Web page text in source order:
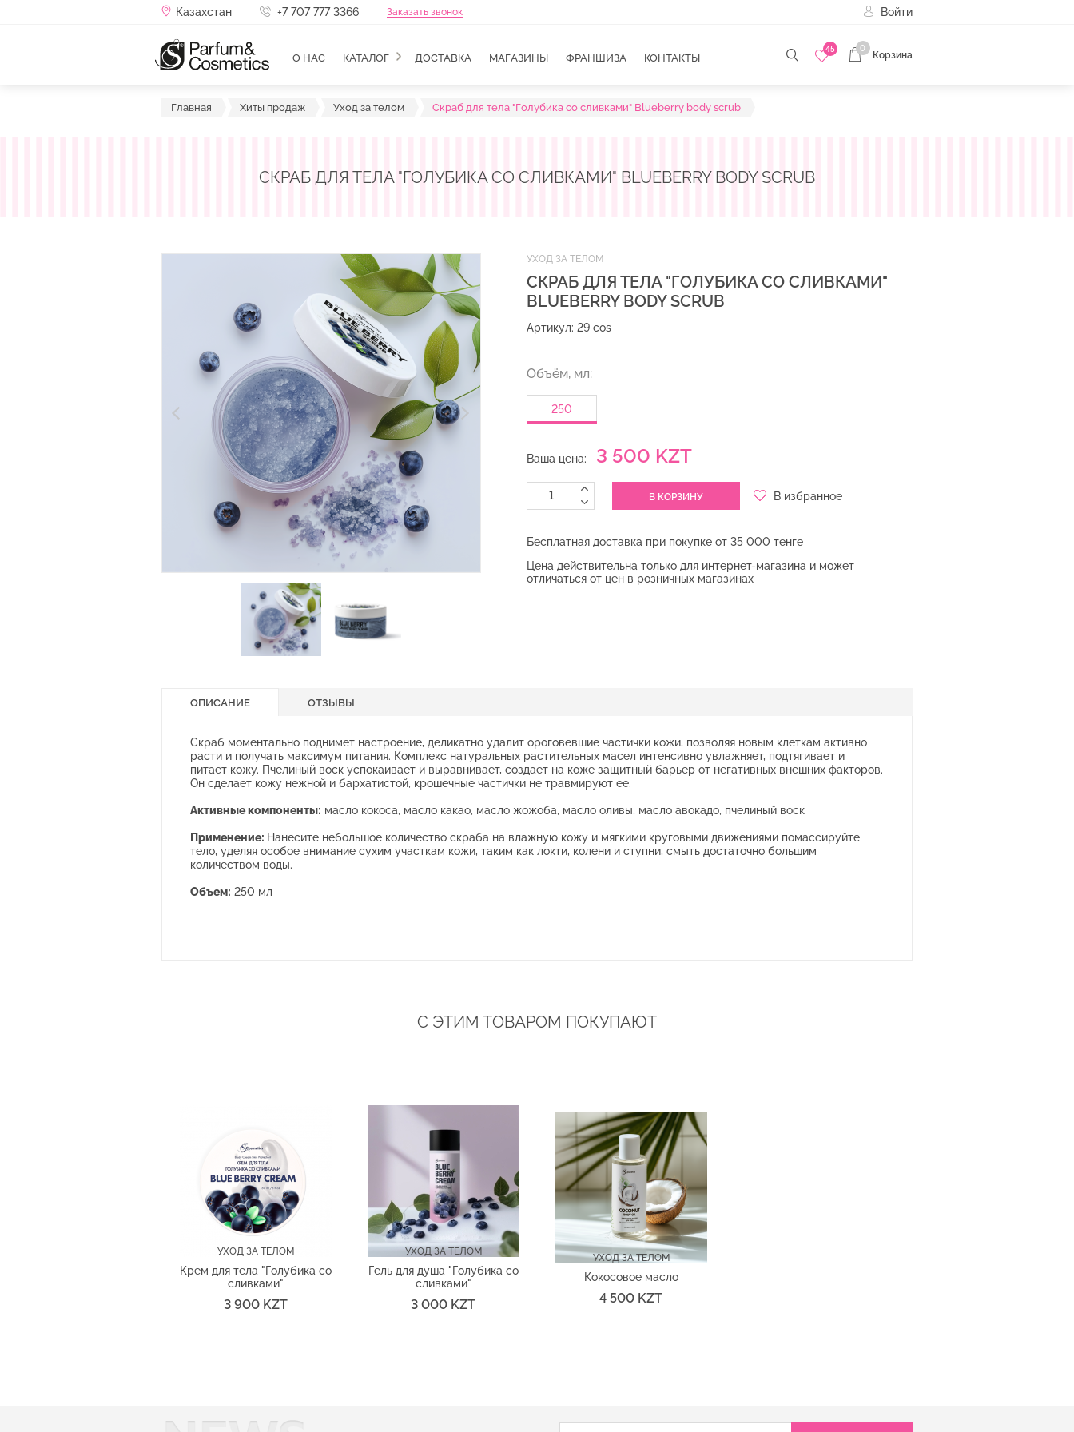
Казахстан +7 707 777 3366 Заказать звонок Войти
О НАС КАТАЛОГ ДОСТАВКА МАГАЗИНЫ ФРАНШИЗА КОНТАКТЫ
45 0
Корзина
Главная Хиты продаж Уход за телом Скраб для тела "Голубика со сливками" Blueberry body scrub
СКРАБ ДЛЯ ТЕЛА "ГОЛУБИКА СО СЛИВКАМИ" BLUEBERRY BODY SCRUB
УХОД ЗА ТЕЛОМ
СКРАБ ДЛЯ ТЕЛА "ГОЛУБИКА СО СЛИВКАМИ"
BLUEBERRY BODY SCRUB
Артикул: 29 cos
Объём, мл:
250
Ваша цена: 3 500 KZT
В избранное
Бесплатная доставка при покупке от 35 000 тенге
Цена действительна только для интернет-магазина и может
отличаться от цен в розничных магазинах
ОПИСАНИЕ ОТЗЫВЫ
Скраб моментально поднимет настроение, деликатно удалит ороговевшие частички кожи, позволяя новым клеткам активно
расти и получать максимум питания. Комплекс натуральных растительных масел интенсивно увлажняет, подтягивает и
питает кожу. Пчелиный воск успокаивает и выравнивает, создает на коже защитный барьер от негативных внешних факторов.
Он сделает кожу нежной и бархатистой, крошечные частички не травмируют ее.
Активные компоненты: масло кокоса, масло какао, масло жожоба, масло оливы, масло авокадо, пчелиный воск
Применение: Нанесите небольшое количество скраба на влажную кожу и мягкими круговыми движениями помассируйте
тело, уделяя особое внимание сухим участкам кожи, таким как локти, колени и ступни, смыть достаточно большим
количеством воды.
Объем: 250 мл
С ЭТИМ ТОВАРОМ ПОКУПАЮТ
УХОД ЗА ТЕЛОМ
Крем для тела "Голубика со
сливками"
3 900 KZT
УХОД ЗА ТЕЛОМ
Гель для душа "Голубика со
сливками"
3 000 KZT
УХОД ЗА ТЕЛОМ
Кокосовое масло
4 500 KZT